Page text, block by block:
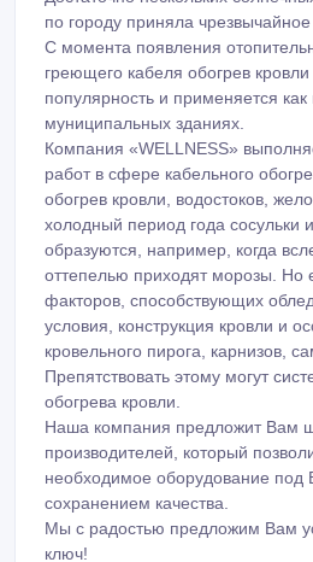
по городу приняла
С момента появления
греющего кабеля обогрев
популярность и применяется как
муниципальных зданиях.
Компания «WELLNESS»
работ в сфере кабельного
обогрев кровли, водостоков,
холодный период года сосульки
образуются, например, когда
оттепелью приходят морозы. Но
факторов, способствующих
условия, конструкция кровли и
кровельного пирога, карнизов,
Препятствовать этому могут
обогрева кровли.
Наша компания предложит Вам
производителей, который
необходимое оборудование
сохранением качества.
Мы с радостью предложим Вам
ключ!